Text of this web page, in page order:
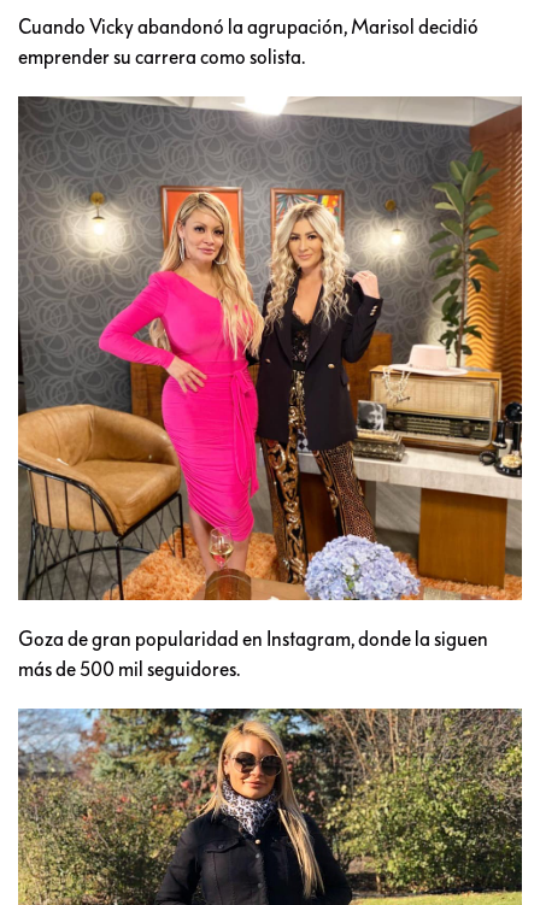
Cuando Vicky abandonó la agrupación, Marisol decidió
emprender su carrera como solista.
Goza de gran popularidad en Instagram, donde la siguen
más de 500 mil seguidores.